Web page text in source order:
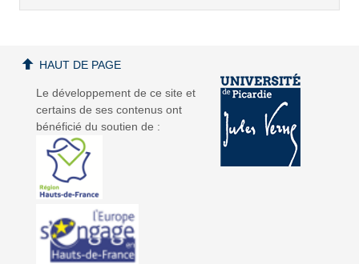
Le développement de ce site et
certains de ses contenus ont
bénéficié du soutien de :
HAUT DE PAGE